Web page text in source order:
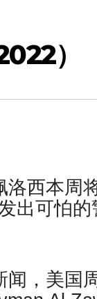
）
西本周
出可怕的
，美国